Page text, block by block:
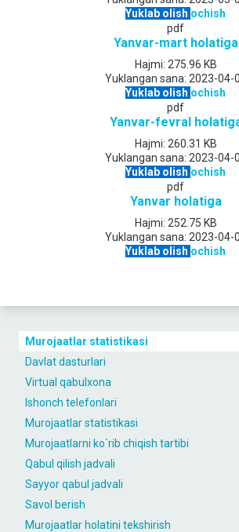
Murojaatlar statistikasi
Davlat dasturlari
Virtual qabulxona
Ishonch telefonlari
Murojaatlar statistikasi
Murojaatlarni ko`rib chiqish tartibi
Qabul qilish jadvali
Sayyor qabul jadvali
Savol berish
Murojaatlar holatini tekshirish
Yuklab olish ochish
pdf
Yanvar-mart holatiga
Hajmi: 275.96 KB
Yuklangan sana: 2023-04-
Yuklab olish ochish
pdf
Yanvar-fevral
Hajmi: 260.31 KB
Yuklangan sana: 2023-04-
Yuklab olish ochish
pdf
Yanvar holatiga
Hajmi: 252.75 KB
Yuklangan sana: 2023-04-
Yuklab olish ochish